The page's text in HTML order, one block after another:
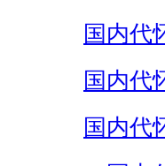
国内代
国内代
国内代